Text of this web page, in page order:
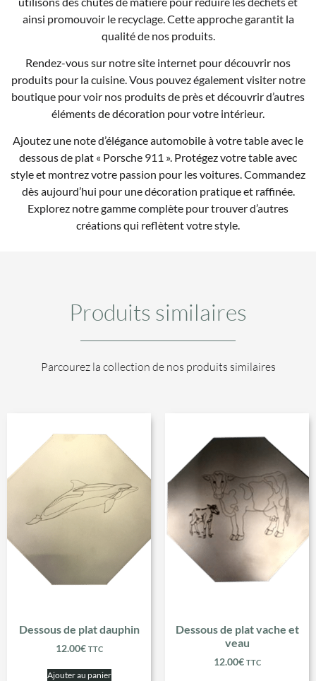
ainsi promouvoir le recyclage. Cette approche garantit la
qualité de nos produits.
Rendez-vous sur notre site internet pour découvrir nos
produits pour la cuisine. Vous pouvez également visiter notre
boutique pour voir nos produits de près et découvrir d’autres
éléments de décoration pour votre intérieur.
Ajoutez une note d’élégance automobile à votre table avec le
dessous de plat « Porsche 911 ». Protégez votre table avec
style et montrez votre passion pour les voitures. Commandez
dès aujourd’hui pour une décoration pratique et raffinée.
Explorez notre gamme complète pour trouver d’autres
créations qui reflètent votre style.
Produits similaires
Parcourez la collection de nos produits similaires
Dessous de plat dauphin
12.00€ TTC
Ajouter au panier
Dessous de plat vache et
veau
12.00€ TTC